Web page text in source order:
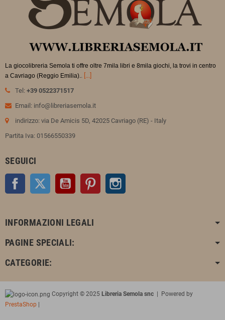
La giocolibreria Semola ti offre oltre 7mila libri e 8mila giochi, la trovi in centro
a Cavriago (Reggio Emilia).. [...]
Tel: +39 0522371517
Email: info@libreriasemola.it
indirizzo: via De Amicis 5D, 42025 Cavriago (RE) - Italy
Partita Iva: 01566550339
SEGUICI
Facebook Twitter YouTube Pinterest
INFORMAZIONI LEGALI
PAGINE SPECIALI:
CATEGORIE:
Copyright © 2025 Libreria Semola snc | Powered by
PrestaShop |